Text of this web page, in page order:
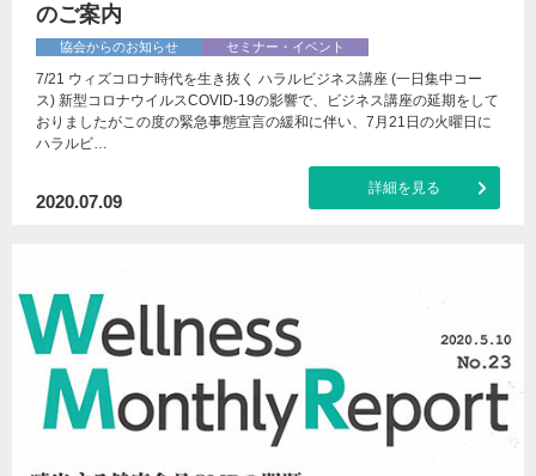
のご案内
協会からのお知らせ セミナー・イベント
7/21 ウィズコロナ時代を生き抜く ハラルビジネス講座 (一日集中コー
ス) 新型コロナウイルスCOVID-19の影響で、ビジネス講座の延期をして
おりましたがこの度の緊急事態宣言の緩和に伴い、7月21日の火曜日に
ハラルビ…
2020.07.09
詳細を見る